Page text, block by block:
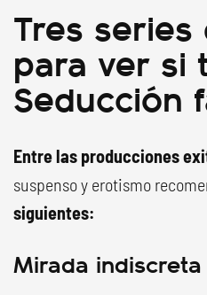
Tres
para ver si
Seducción
Entre las producciones
suspenso y erotismo
siguientes:
Mirada indiscreta